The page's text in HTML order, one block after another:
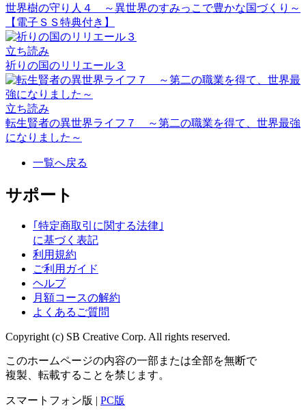
世界樹の守り人４ ～異世界のすみっこで豊かな国づくり～
【電子ＳＳ特典付き】
立ち読み
祈りの国のリリエール３
立ち読み
転生賢者の異世界ライフ７ ～第二の職業を得て、世界最強
になりました～
一覧へ戻る
サポート
｢特定商取引に関する法律｣
に基づく表記
利用規約
ご利用ガイド
ヘルプ
月額コースの解約
よくあるご質問
Copyright (c) SB Creative Corp. All rights reserved.
このホームページの内容の一部または全部を無断で
複製、転載することを禁じます。
スマートフォン版 | PC版